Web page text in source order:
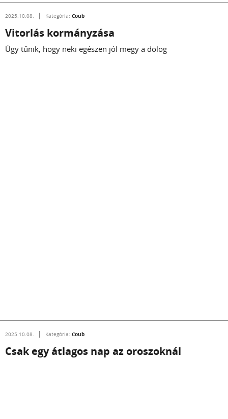
2025.10.08. Kategória: Coub
Vitorlás kormányzása
Úgy tűnik, hogy neki egészen jól megy a dolog
2025.10.08. Kategória: Coub
Csak egy átlagos nap az oroszoknál